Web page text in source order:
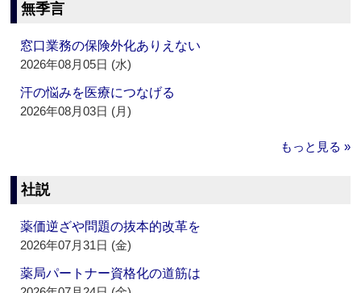
無季言
窓口業務の保険外化ありえない
2026年08月05日 (水)
汗の悩みを医療につなげる
2026年08月03日 (月)
もっと見る »
社説
薬価逆ざや問題の抜本的改革を
2026年07月31日 (金)
薬局パートナー資格化の道筋は